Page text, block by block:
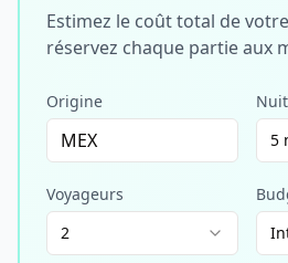
Estimez le coût total de
réservez chaque partie aux
Origine
5
Voyageurs
2